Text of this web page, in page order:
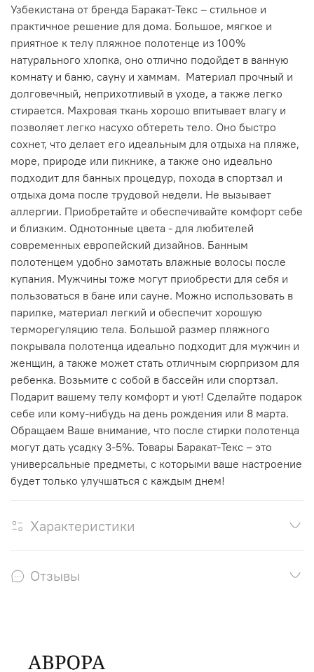
Узбекистана от бренда Баракат-Текс – стильное и
практичное решение для дома. Большое, мягкое и
приятное к телу пляжное полотенце из 100%
натурального хлопка, оно отлично подойдет в ванную
комнату и баню, сауну и хаммам. Материал прочный и
долговечный, неприхотливый в уходе, а также легко
стирается. Махровая ткань хорошо впитывает влагу и
позволяет легко насухо обтереть тело. Оно быстро
сохнет, что делает его идеальным для отдыха на пляже,
море, природе или пикнике, а также оно идеально
подходит для банных процедур, похода в спортзал и
отдыха дома после трудовой недели. Не вызывает
аллергии. Приобретайте и обеспечивайте комфорт себе
и близким. Однотонные цвета - для любителей
современных европейский дизайнов. Банным
полотенцем удобно замотать влажные волосы после
купания. Мужчины тоже могут приобрести для себя и
пользоваться в бане или сауне. Можно использовать в
парилке, материал легкий и обеспечит хорошую
терморегуляцию тела. Большой размер пляжного
покрывала полотенца идеально подходит для мужчин и
женщин, а также может стать отличным сюрпризом для
ребенка. Возьмите с собой в бассейн или спортзал.
Подарит вашему телу комфорт и уют! Сделайте подарок
себе или кому-нибудь на день рождения или 8 марта.
Обращаем Ваше внимание, что после стирки полотенца
могут дать усадку 3-5%. Товары Баракат-Текс – это
универсальные предметы, с которыми ваше настроение
будет только улучшаться с каждым днем!
Характеристики
Отзывы